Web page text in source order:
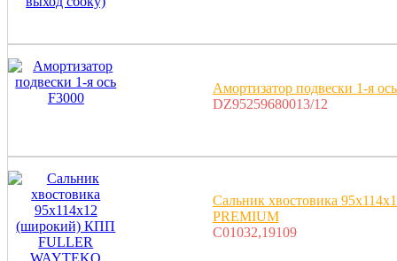
Амортизатор подвески 1-я
DZ95259680013/12
Сальник хвостовика
PREMIUM
C01032,19109